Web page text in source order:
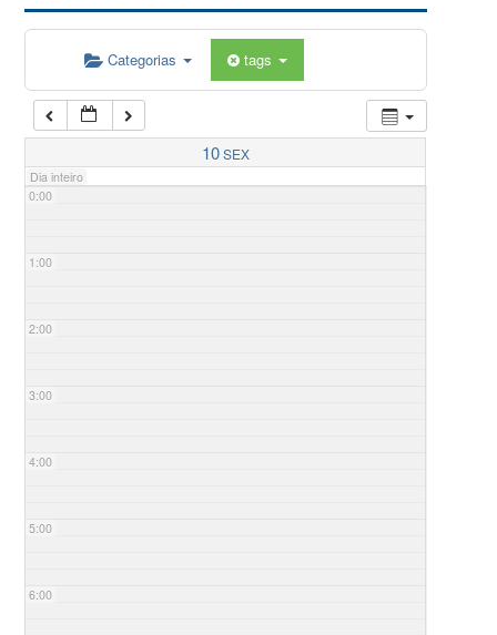
Categorias tags
10SEX
Dia inteiro
0:00
1:00
2:00
3:00
4:00
5:00
6:00